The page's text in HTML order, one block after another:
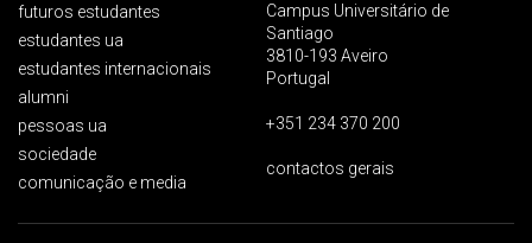
futuros estudantes
estudantes ua
estudantes internacionais
alumni
pessoas ua
sociedade
comunicação e media
Campus Universitário de
Santiago
3810-193 Aveiro
Portugal
+351 234 370 200
contactos gerais